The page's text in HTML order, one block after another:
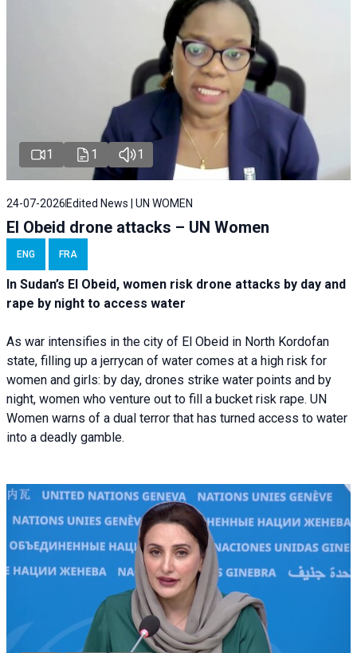
1 1 1
24-07-2026 Edited News | UN WOMEN
El Obeid drone attacks – UN Women
ENG FRA
In Sudan’s El Obeid, women risk drone attacks by day and
rape by night to access water
As war intensifies in the city of El Obeid in North Kordofan
state, filling up a jerrycan of water comes at a high risk for
women and girls: by day, drones strike water points and by
night, women who venture out to fill a bucket risk rape. UN
Women warns of a dual terror that has turned access to water
into a deadly gamble.